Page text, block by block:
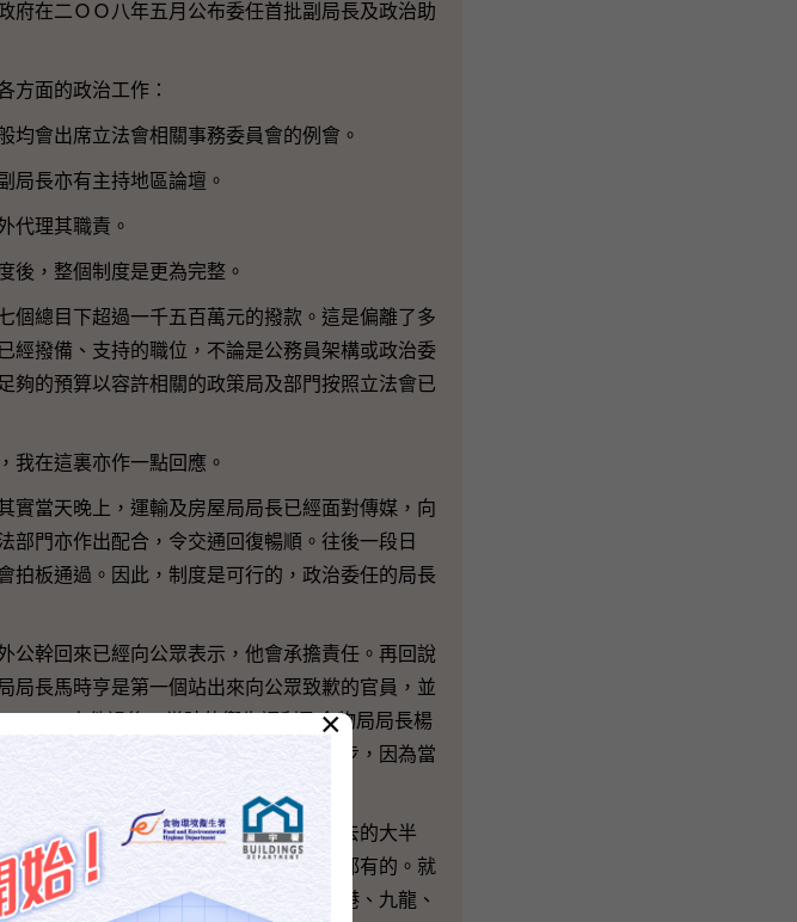
府在二ＯＯ八年五月公布委任首批副局長及政治助
面的政治工作：
會出席立法會相關事務委員會的例會。
長亦有主持地區論壇。
代理其職責。
，整個制度是更為完整。
總目下超過一千五百萬元的撥款。這是偏離了多
經撥備、支持的職位，不論是公務員架構或政治委
夠的預算以容許相關的政策局及部門按照立法會已
在這裏亦作一點回應。
當天晚上，運輸及房屋局局長已經面對傳媒，向
部門亦作出配合，令交通回復暢順。往後一段日
拍板通過。因此，制度是可行的，政治委任的局長
幹回來已經向公眾表示，他會承擔責任。再回說
局長馬時亨是第一個站出來向公眾致歉的官員，並
」事件過後，當時的衞生福利及食物局局長楊
的「短樁事件」、「機場事件」是個進步，因為當
面向公眾致歉離任的安排。
政長官是一個團隊，舉個例子，在過去的大半
推動的任務是創造就業，每個局和部門都有的。就
二Ｏ一Ｏ年上海世博的工作，及在香港、九龍、
×